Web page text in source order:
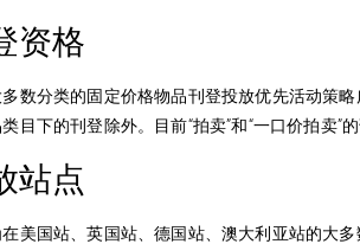
资格
数分类的固定价格物品刊登投放优先活动策
目下的刊登除外。目前“拍卖”和“一口价拍卖”
站点
美国站、英国站、德国站、澳大利亚站的大